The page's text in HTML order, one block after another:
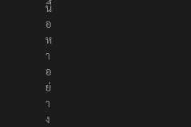
นื้
อ
ห
า
อ
ย่
า
ง